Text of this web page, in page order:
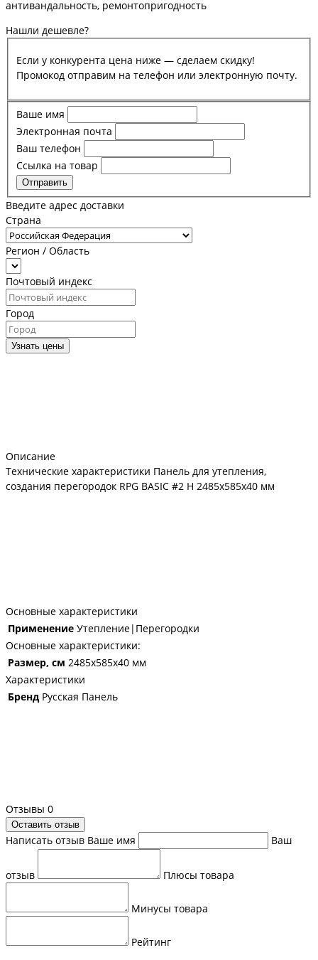
антивандальность, ремонтопригодность
Нашли дешевле?
Если у конкурента цена ниже — сделаем скидку!
Промокод отправим на телефон или электронную почту.
Ваше имя
Электронная почта
Ваш телефон
Ссылка на товар
Отправить
Введите адрес доставки
Страна
Регион / Область
Почтовый индекс
Город
Узнать цены
Описание
Технические характеристики Панель для утепления,
создания перегородок RPG BASIC #2 H 2485х585х40 мм
Основные характеристики
Применение Утепление|Перегородки
Основные характеристики:
Размер, см 2485х585х40 мм
Характеристики
Бренд Русская Панель
Отзывы 0
Оставить отзыв
Написать отзыв Ваше имя Ваш
отзыв Плюсы товара
Минусы товара
Рейтинг